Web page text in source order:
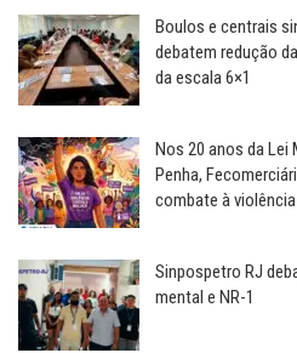
Boulos e centrais
debatem redução
da escala 6×1
Nos 20 anos da Lei
Penha,
combate à violência
Sinpospetro RJ
mental e NR-1